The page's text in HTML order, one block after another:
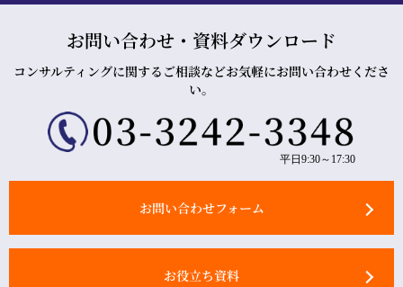
お問い合わせ・資料ダウンロード
コンサルティングに関するご相談などお気軽にお問い合わせくださ
い。
平日9:30～17:30
お問い合わせフォーム
お役立ち資料